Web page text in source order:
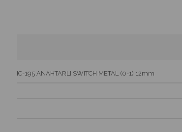
IC-195 ANAHTARLI SWITCH METAL (0-1) 12mm